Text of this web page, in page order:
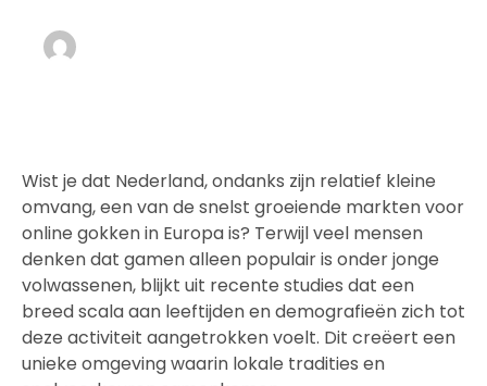
Wist je dat Nederland, ondanks zijn relatief kleine
omvang, een van de snelst groeiende markten voor
online gokken in Europa is? Terwijl veel mensen
denken dat gamen alleen populair is onder jonge
volwassenen, blijkt uit recente studies dat een
breed scala aan leeftijden en demografieën zich tot
deze activiteit aangetrokken voelt. Dit creëert een
unieke omgeving waarin lokale tradities en